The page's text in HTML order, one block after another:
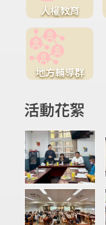
人權教育
地方輔導群
活動花絮